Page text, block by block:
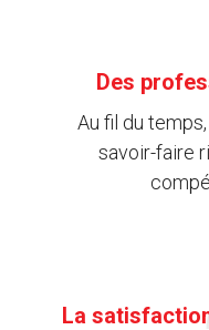
Des
Au fil du
savoir-faire
La